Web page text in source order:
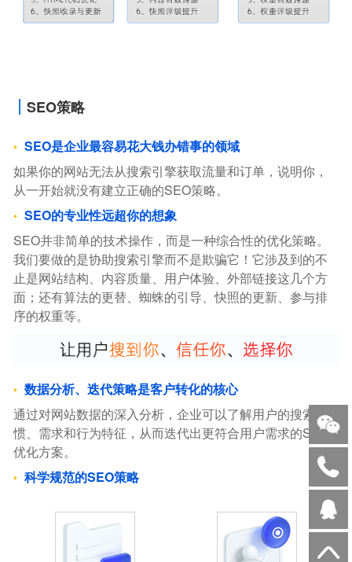
SEO策略
SEO是企业最容易花大钱办错事的领域
如果你的网站无法从搜索引擎获取流量和订单，说明你，
从一开始就没有建立正确的SEO策略。
SEO的专业性远超你的想象
SEO并非简单的技术操作，而是一种综合性的优化策略。
我们要做的是协助搜索引擎而不是欺骗它！它涉及到的不
止是网站结构、内容质量、用户体验、外部链接这几个方
面；还有算法的更替、蜘蛛的引导、快照的更新、参与排
序的权重等。
数据分析、迭代策略是客户转化的核心
通过对网站数据的深入分析，企业可以了解用户的搜索习
惯、需求和行为特征，从而迭代出更符合用户需求的SEO
优化方案。
科学规范的SEO策略